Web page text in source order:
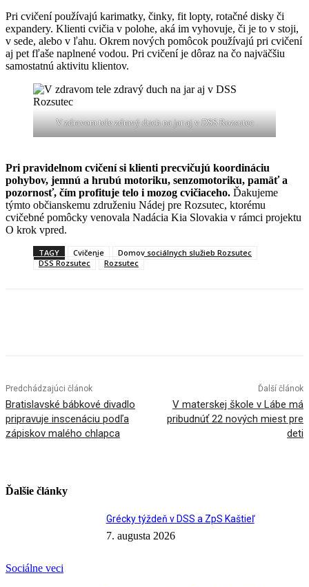
Pri cvičení používajú karimatky, činky, fit lopty, rotačné disky či
expandery. Klienti cvičia v polohe, aká im vyhovuje, či je to v stoji,
v sede, alebo v ľahu. Okrem nových pomôcok používajú pri cvičení
aj pet fľaše naplnené vodou. Pri cvičení je dôraz na čo najväčšiu
samostatnú aktivitu klientov.
V zdravom tele zdravý duch na jar aj v DSS Rozsutec
Pri pravidelnom cvičení si klienti precvičujú koordináciu
pohybov, jemnú a hrubú motoriku, senzomotoriku, pamäť a
pozornosť, čím profituje telo i mozog cvičiaceho. Ďakujeme
týmto občianskemu združeniu Nádej pre Rozsutec, ktorému
cvičebné pomôcky venovala Nadácia Kia Slovakia v rámci projektu
O krok vpred.
TAGY Cvičenie
Domov sociálnych služieb Rozsutec
DSS Rozsutec
Rozsutec
Predchádzajúci článok
Bratislavské bábkové divadlo
pripravuje inscenáciu podľa
zápiskov malého chlapca
Ďalší článok
V materskej škole v Lábe má
pribudnúť 22 nových miest pre
deti
Ďalšie články
Sociálne veci
Grécky týždeň v DSS a ZpS Kaštieľ
7. augusta 2026